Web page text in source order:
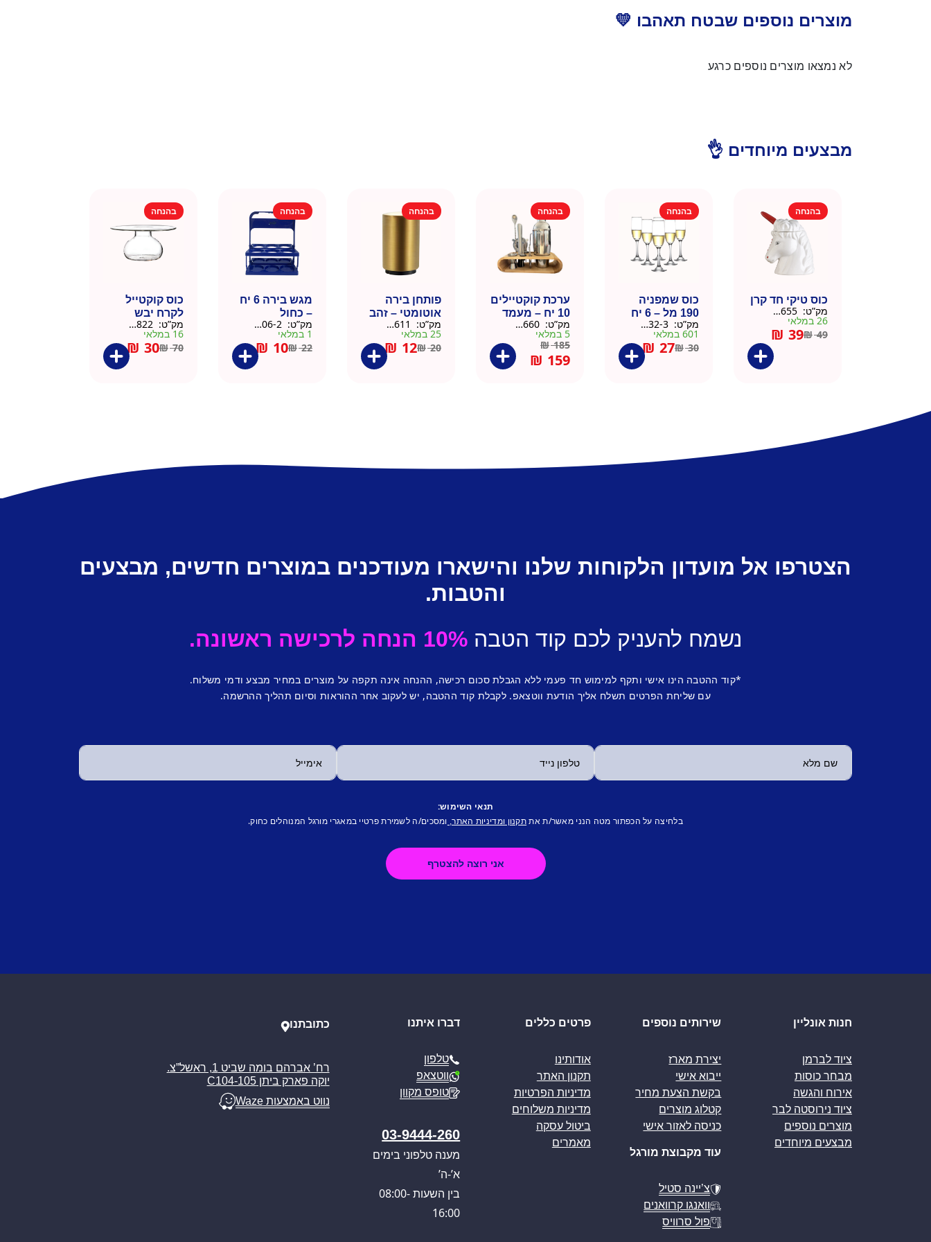
מוצרים נוספים שבטח תאהבו 💛
לא נמצאו מוצרים נוספים כרגע
מבצעים מיוחדים 👌
בהנחה
כוס טיקי חד קרן
מק”ט:
26 במלאי
₪49
₪ 39
בהנחה
כוס שמפניה
190 מל – 6 יח
מק”ט:
601 במלאי
₪30
₪ 27
בהנחה
ערכת קוקטיילים
10 יח – מעמד
עץ
מק”ט:
5 במלאי
₪185
₪ 159
בהנחה
פותחן בירה
אוטומטי – זהב
מק”ט:
25 במלאי
₪20
₪ 12
בהנחה
מגש בירה 6 יח
– כחול
מק”ט:
1 במלאי
₪22
₪ 10
בהנחה
כוס קוקטייל
לקרח יבש
צלוחית 450 מל
מק”ט:
16 במלאי
₪70
₪ 30
הצטרפו אל מועדון הלקוחות שלנו והישארו מעודכנים במוצרים חדשים, מבצעים
והטבות.
נשמח להעניק לכם קוד הטבה 10% הנחה לרכישה ראשונה.
*קוד ההטבה הינו אישי ותקף למימוש חד פעמי ללא הגבלת סכום רכישה, ההנחה אינה תקפה על מוצרים במחיר מבצע ודמי משלוח.
עם שליחת הפרטים תשלח אליך הודעת ווטצאפ. לקבלת קוד ההטבה, יש לעקוב אחר ההוראות וסיום תהליך ההרשמה.
תנאי השימוש:
בלחיצה על הכפתור מטה הנני מאשר/ת את תקנון ומדיניות האתר, ומסכים/ה לשמירת פרטיי במאגרי מורגל המנוהלים כחוק.
חנות אונליין
ציוד לברמן
מבחר כוסות
אירוח והגשה
ציוד נירוסטה לבר
מוצרים נוספים
מבצעים מיוחדים
שירותים נוספים
יצירת מארז
ייבוא אישי
בקשת הצעת מחיר
קטלוג מוצרים
כניסה לאזור אישי
עוד מקבוצת מורגל
צ’יינה סטיל
וואנגו קרוואנים
פול סרוויס
פרטים כללים
אודותינו
תקנון האתר
מדיניות הפרטיות
מדיניות משלוחים
ביטול עסקה
מאמרים
דברו איתנו
טלפון
ווטצאפ
טופס מקוון
03-9444-260
מענה טלפוני בימים
א’-ה’
בין השעות 08:00-
16:00
כתובתנו
רח’ אברהם בומה שביט 1, ראשל”צ.
יוקה פארק ביתן C104-105
נווט באמצעות Waze